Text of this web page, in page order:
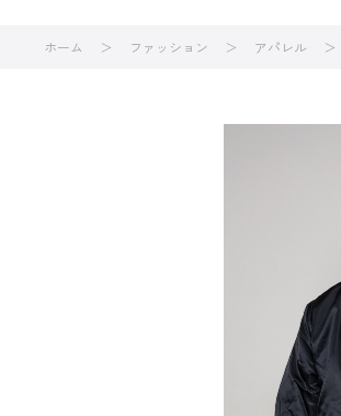
ホーム ファッション アパレル